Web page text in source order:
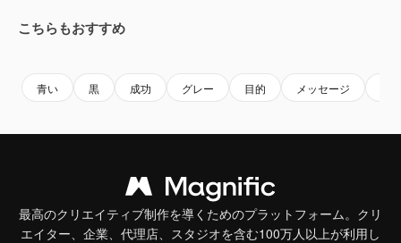
こちらもおすすめ
青い 黒 成功 グレー 目的 メッセージ
最高のクリエイティブ制作を導くためのプラットフォーム。クリ
エイター、企業、代理店、スタジオを含む100万人以上が利用し